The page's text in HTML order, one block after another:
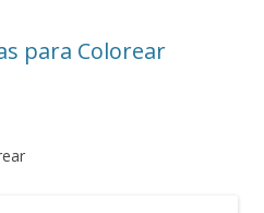
para Colorear